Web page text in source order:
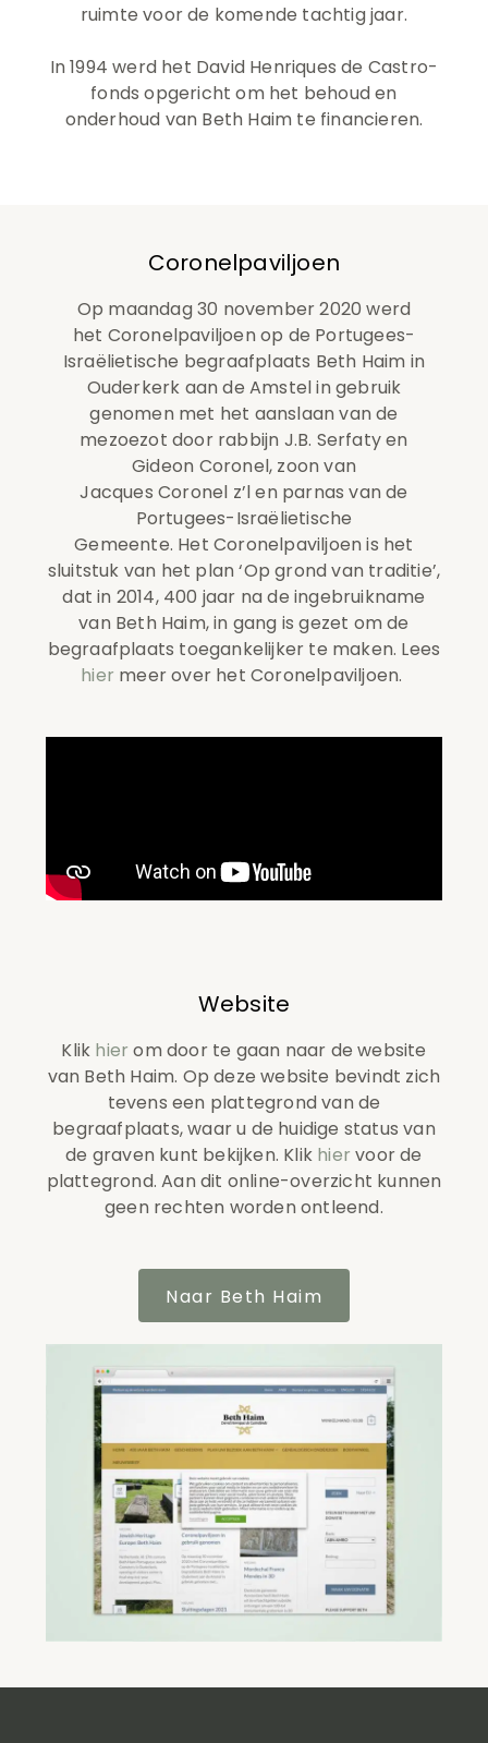
ruimte voor de komende tachtig jaar.
In 1994 werd het David Henriques de Castro-
fonds opgericht om het behoud en
onderhoud van Beth Haim te financieren.
Coronelpaviljoen
Op maandag 30 november 2020 werd
het Coronelpaviljoen op de Portugees-
Israëlietische begraafplaats Beth Haim in
Ouderkerk aan de Amstel in gebruik
genomen met het aanslaan van de
mezoezot door rabbijn J.B. Serfaty en
Gideon Coronel, zoon van
Jacques Coronel z’l en parnas van de
Portugees-Israëlietische
Gemeente. HetCoronelpaviljoen is het
sluitstuk van het plan ‘Op grond van traditie’,
dat in 2014, 400 jaar na de ingebruikname
van Beth Haim, in gang is gezet om de
begraafplaats toegankelijker te maken. Lees
hier meer over het Coronelpaviljoen.
Website
Klik hier om door te gaan naar de website
van Beth Haim. Op deze website bevindt zich
tevens een plattegrond van de
begraafplaats, waar u de huidige status van
de graven kunt bekijken. Klik hier voor de
plattegrond. Aan dit online-overzicht kunnen
geen rechten worden ontleend.
Naar Beth Haim